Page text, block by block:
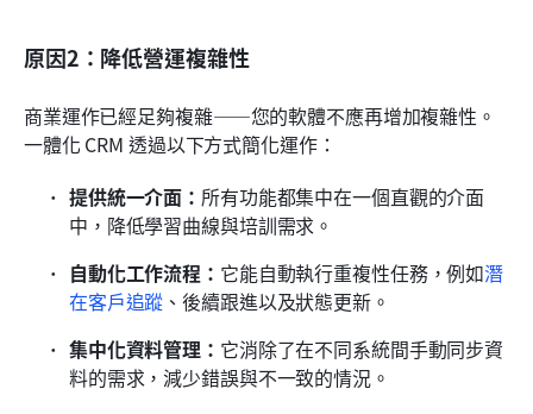
原因2：降低營運複雜性
商業運作已經足夠複雜——您的軟體不應再增加複雜性。
一體化 CRM 透過以下方式簡化運作：
提供統一介面： 所有功能都集中在一個直觀的介面
中，降低學習曲線與培訓需求。
自動化工作流程： 它能自動執行重複性任務，例如潛
在客戶追蹤 、後續跟進以及狀態更新。
集中化資料管理： 它消除了在不同系統間手動同步資
料的需求，減少錯誤與不一致的情況。